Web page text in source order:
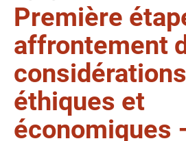
Première
affrontement
considérations
éthiques et
économiques